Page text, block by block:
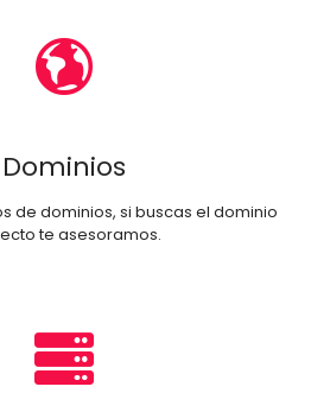
Dominios
de dominios, si buscas el dominio
te asesoramos.